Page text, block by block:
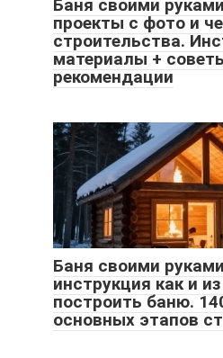
Баня своими
проекты с фото и
строительства.
материалы +
рекомендации
Баня своими
инструкция как и
построить баню.
основных этапов